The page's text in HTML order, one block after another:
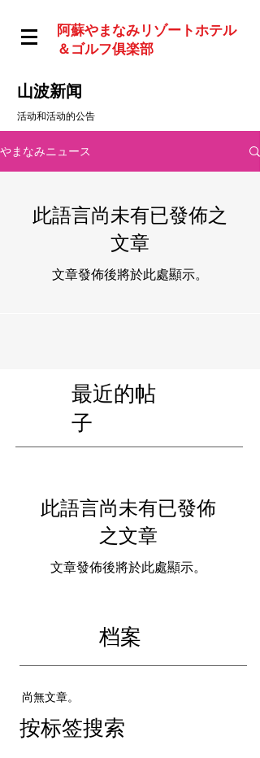
阿蘇やまなみリゾートホテル
＆ゴルフ俱楽部
山波新闻
活动和活动的公告
やまなみニュース
此語言尚未有已發佈之
文章
文章發佈後將於此處顯示。
最近的帖
子
此語言尚未有已發佈
之文章
文章發佈後將於此處顯示。
档案
尚無文章。
按标签搜索